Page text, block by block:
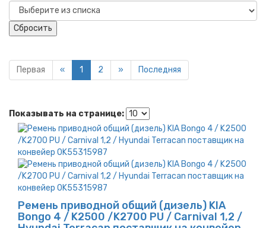
Сбросить
Первая « 1 2 » Последняя
Показывать на странице:
Ремень приводной общий (дизель) KIA
Bongo 4 / K2500 /K2700 PU / Carnival 1,2 /